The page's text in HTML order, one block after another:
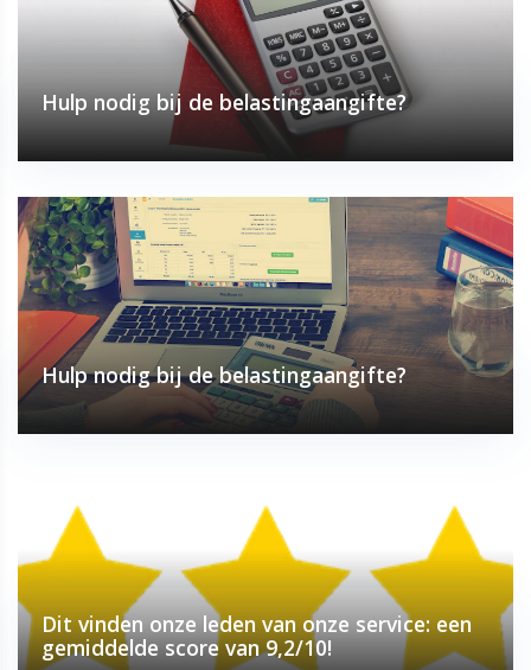
Hulp nodig bij de belastingaangifte?
Hulp nodig bij de belastingaangifte?
Dit vinden onze leden van onze service: een
gemiddelde score van 9,2/10!